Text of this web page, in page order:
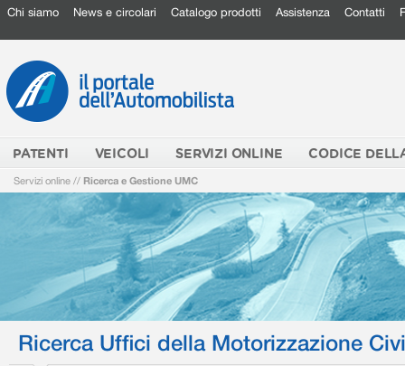
Chi siamo News e circolari Catalogo prodotti Assistenza Contatti
PATENTI VEICOLI SERVIZI ONLINE CODICE
Servizi online // Ricerca e Gestione UMC
Ricerca Uffici della Motorizzazione